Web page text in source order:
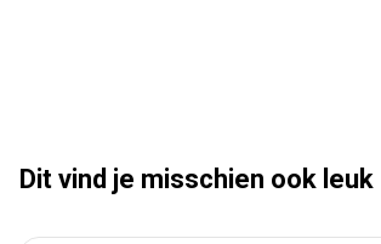
Dit vind je misschien ook leuk